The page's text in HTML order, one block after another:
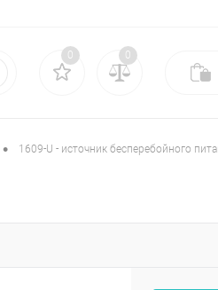
0 0
• 1609-U - источник бесперебойного